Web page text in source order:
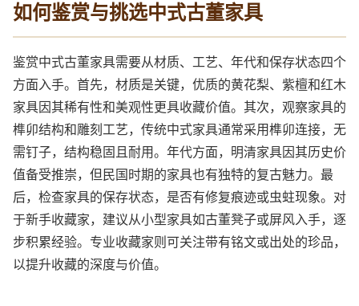
如何鉴赏与挑选中式古董家具
鉴赏中式古董家具需要从材质、工艺、年代和保存状态四个
方面入手。首先，材质是关键，优质的黄花梨、紫檀和红木
家具因其稀有性和美观性更具收藏价值。其次，观察家具的
榫卯结构和雕刻工艺，传统中式家具通常采用榫卯连接，无
需钉子，结构稳固且耐用。年代方面，明清家具因其历史价
值备受推崇，但民国时期的家具也有独特的复古魅力。最
后，检查家具的保存状态，是否有修复痕迹或虫蛀现象。对
于新手收藏家，建议从小型家具如古董凳子或屏风入手，逐
步积累经验。专业收藏家则可关注带有铭文或出处的珍品，
以提升收藏的深度与价值。